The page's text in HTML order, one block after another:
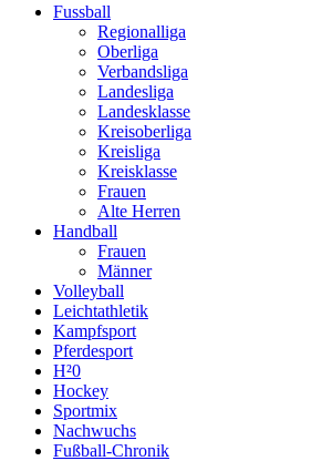
Fussball
Regionalliga
Oberliga
Verbandsliga
Landesliga
Landesklasse
Kreisoberliga
Kreisliga
Kreisklasse
Frauen
Alte Herren
Handball
Frauen
Männer
Volleyball
Leichtathletik
Kampfsport
Pferdesport
H²0
Hockey
Sportmix
Nachwuchs
Fußball-Chronik